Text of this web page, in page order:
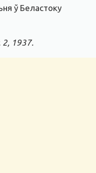
ў Беластоку
2, 1937.